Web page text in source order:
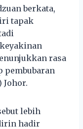
berkata,
tapak
rasa
pembubaran
Johor.
lebih
hadir